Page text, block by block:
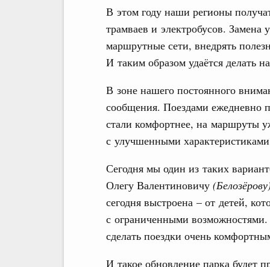
В этом году наши регионы
трамваев и электробусов.
маршрутные сети, внедрять
И таким образом удаётся делать
В зоне нашего постоянного
сообщения. Поездами ежедневно
стали комфортнее, на маршруты
с улучшенными
Сегодня мы один из таких
Олегу Валентиновичу
сегодня выстроена – от детей,
с ограниченными
сделать поездки очень
И такое обновление парка будет